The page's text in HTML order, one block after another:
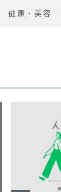
健康・美容